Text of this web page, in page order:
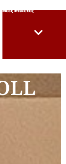
Νέες Ετικέτες